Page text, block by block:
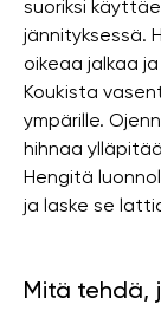
suoriksi
jännityksessä.
oikeaa jalkaa
Koukista
ympärille.
hihnaa
Hengitä
ja laske se
Mitä tehdä,